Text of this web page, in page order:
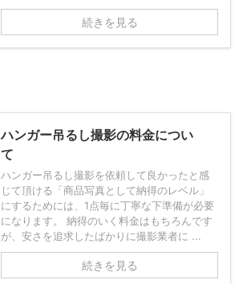
続きを見る
ハンガー吊るし撮影の料金につい
て
ハンガー吊るし撮影を依頼して良かったと感
じて頂ける「商品写真として納得のレベル」
にするためには、1点毎に丁寧な下準備が必要
になります。 納得のいく料金はもちろんです
が、安さを追求したばかりに撮影業者に ...
続きを見る